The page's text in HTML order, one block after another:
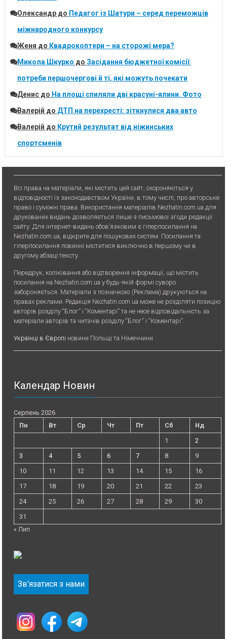
Олександрдо Педагог із Шатури – серед переможців
міжнародного конкурсу
Женя до Квадрокоптери – на сторожі мера?
Микола Шкурко до Засідання бюджетної комісії:
потреби першочергові й ті, які можуть почекати
Денисдо На площі спиляли дві красуні-ялини. Фото
Валерій до ДТП на перехресті: зіткнулися два авто
Валерій до Крутий результат від ніжинських
спортсменів
Всі права на матеріали, які містить цей сайт, охороняються у
відповідності із законодавством України, в тому числі, про авторське
право і суміжні права. Використання матерiалiв Nezhatin.com.ua для
друкованих видань дозволяється лише з письмової згоди редакції
сайту. Для iнтернет-видань обов’язковим є гiперпосилання на
Nezhatin.com.ua, відкрите для пошукових систем. Посилання та
гіперпосилання повинні міститися виключно в першому чи в
другому абзаці тексту.
Передрук, копiювання або вiдтворення iнформацiї, що мiстить
посилання на Nezhatin.com.ua у будь-якiй формi суворо
забороняється. Матеріали з позначкою (Реклама) друкуються на
правах реклами. Редакція Nezhatin.com.ua може не розділяти позицію
авторів розділу “Блог” і “Коментарі” та не несе відповідальність за
матеріали авторів та читачів розділу “Блог” і “Коментарі”.
Українці в Європі новини Польщі та Німеччини
Календар Новин
Серпень 2026
Пн
Вт Ср Чт Пт Сб
Нд
1
2
3
4 5 6 7 8
9
10
11 12 13 14 15
16
17
18 19 20 21 22
23
24
25 26 27 28 29
30
31
« Лип
Зв'язатися з нами